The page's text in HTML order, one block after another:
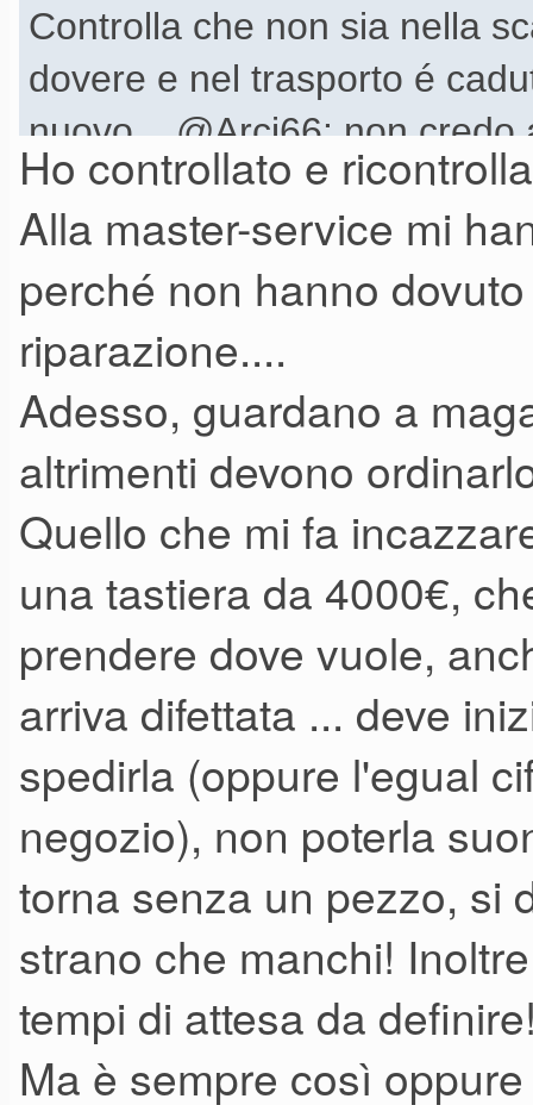
Controlla che non sia nella
dovere e nel trasporto é
nuovo... @Arci66: non
colpevole disattenzione...
Ho controllato e
Alla master-service mi
perché non hanno
riparazione....
Adesso, guardano a
altrimenti devono
Quello che mi fa
una tastiera da 4000€,
prendere dove vuole,
arriva difettata ... deve
spedirla (oppure l'egual
negozio), non poterla
torna senza un pezzo, si
strano che manchi!
tempi di attesa da
Ma è sempre così